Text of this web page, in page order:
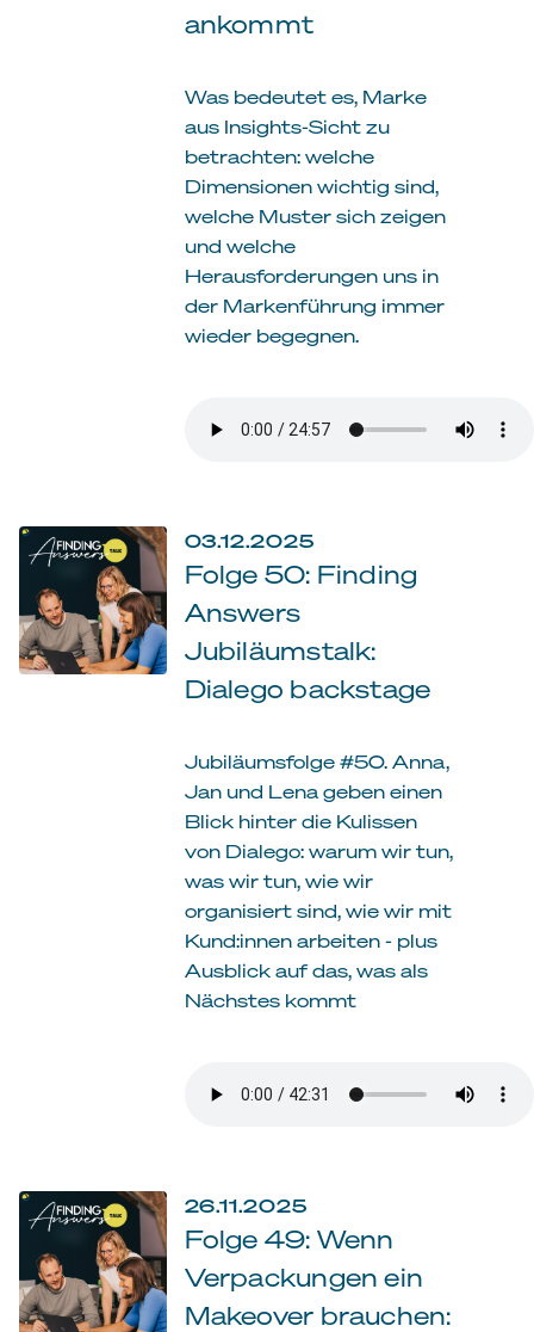
ankommt
Was bedeutet es, Marke
aus Insights-Sicht zu
betrachten: welche
Dimensionen wichtig sind,
welche Muster sich zeigen
und welche
Herausforderungen uns in
der Markenführung immer
wieder begegnen.
03.12.2025
Folge 50: Finding
Answers
Jubiläumstalk:
Dialego backstage
Jubiläumsfolge #50. Anna,
Jan und Lena geben einen
Blick hinter die Kulissen
von Dialego: warum wir tun,
was wir tun, wie wir
organisiert sind, wie wir mit
Kund:innen arbeiten - plus
Ausblick auf das, was als
Nächstes kommt
26.11.2025
Folge 49: Wenn
Verpackungen ein
Makeover brauchen: